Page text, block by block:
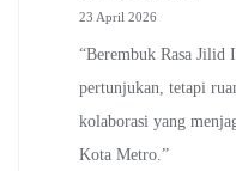
23 April 2026
“Berembuk Rasa Jilid
pertunjukan, tetapi
kolaborasi yang
Kota Metro.”